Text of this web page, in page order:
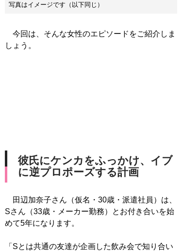
写真はイメージです（以下同じ）
今回は、そんな女性のエピソードをご紹介しま
しょう。
彼氏にケンカをふっかけ、イブ
に逆プロポーズする計画
田辺加奈子さん（仮名・30歳・派遣社員）は、
Sさん（33歳・メーカー勤務）とお付き合いを始
めて5年になります。
「Sとは共通の友達が企画した飲み会で知り合い